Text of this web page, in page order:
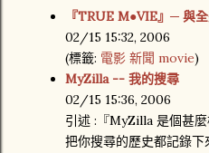
『TRUE M●VIE』─ 與
02/15 15:32, 2006
(標籤: 電影 新聞 movie)
MyZilla -- 我的搜尋
02/15 15:36, 2006
引述 :『MyZilla 是個甚
把你搜尋的歷史都記錄